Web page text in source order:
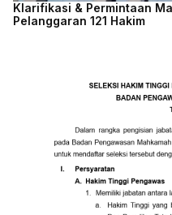
Klarifikasi & Permintaan
Pelanggaran 121 Hakim